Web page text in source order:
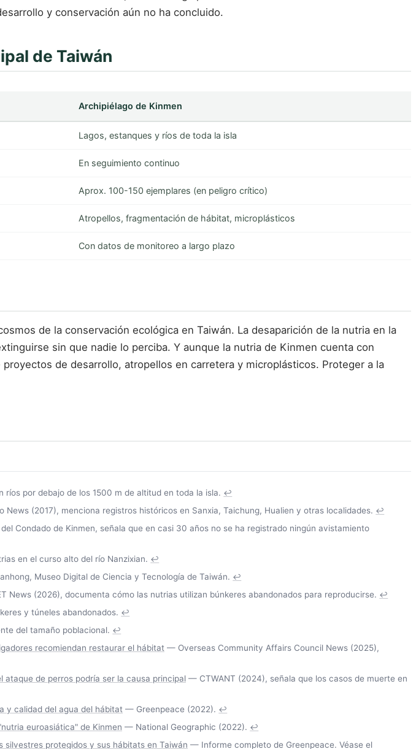
y conservación aún no ha concluido.
de Taiwán
Archipiélago de Kinmen
Lagos, estanques y ríos de toda la isla
En seguimiento continuo
Aprox. 100-150 ejemplares (en peligro crítico)
Atropellos, fragmentación de hábitat, microplásticos
Con datos de monitoreo a largo plazo
de la conservación ecológica en Taiwán. La desaparición de la nutria en la
sin que nadie lo perciba. Y aunque la nutria de Kinmen cuenta con
de desarrollo, atropellos en carretera y microplásticos. Proteger a la
por debajo de los 1500 m de altitud en toda la isla. ↩
News (2017), menciona registros históricos en Sanxia, Taichung, Hualien y otras localidades. ↩
Condado de Kinmen, señala que en casi 30 años no se ha registrado ningún avistamiento
en el curso alto del río Nanzixian. ↩
Museo Digital de Ciencia y Tecnología de Taiwán. ↩
News (2026), documenta cómo las nutrias utilizan búnkeres abandonados para reproducirse. ↩
y túneles abandonados. ↩
del tamaño poblacional. ↩
recomiendan restaurar el hábitat — Overseas Community Affairs Council News (2025),
ataque de perros podría ser la causa principal — CTWANT (2024), señala que los casos de muerte en
y calidad del agua del hábitat — Greenpeace (2022). ↩
euroasiática" de Kinmen — National Geographic (2022). ↩
protegidos y sus hábitats en Taiwán — Informe completo de Greenpeace. Véase el